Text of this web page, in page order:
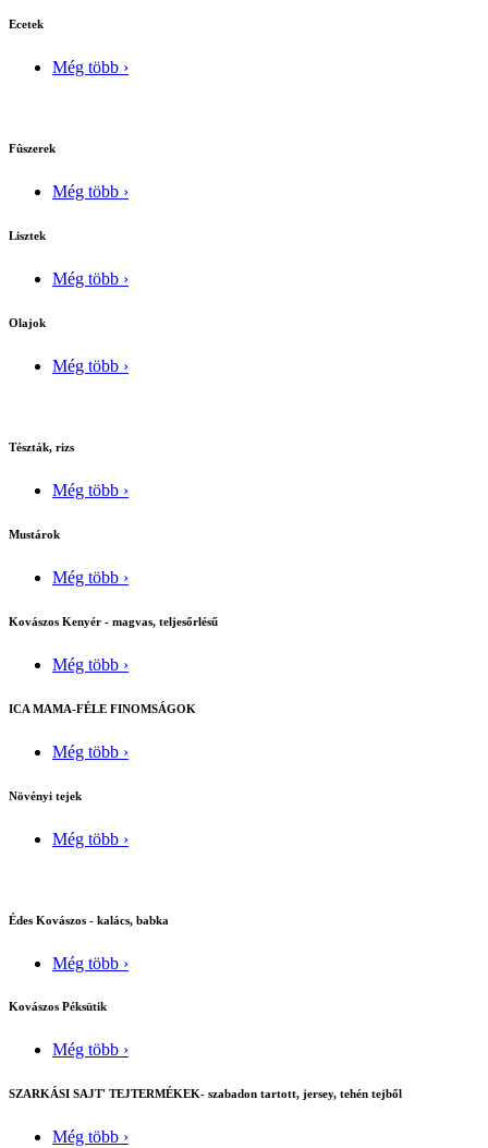
Ecetek
Még több ›
Fûszerek
Még több ›
Lisztek
Még több ›
Olajok
Még több ›
Tészták, rizs
Még több ›
Mustárok
Még több ›
Kovászos Kenyér - magvas, teljesőrlésű
Még több ›
ICA MAMA-FÉLE FINOMSÁGOK
Még több ›
Növényi tejek
Még több ›
Édes Kovászos - kalács, babka
Még több ›
Kovászos Péksütik
Még több ›
SZARKÁSI SAJT' TEJTERMÉKEK- szabadon tartott, jersey, tehén tejből
Még több ›